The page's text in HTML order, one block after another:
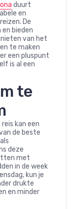
duurt
en
De
bieden
van het
te maken
een pluspunt
is al een
te
kan een
de beste
deze
met
in de week
kun je
drukte
en minder